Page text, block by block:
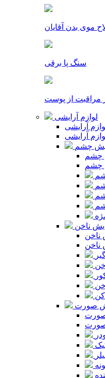
موی بدن آقایان
سنگ پا برقی
مراقبت از پوست
لوازم آرایشی
آرایشی
آرایشی
چشم
چشم
چشم
ناخن
ناخن
ناخن
کن
صورت
صورت
صورت